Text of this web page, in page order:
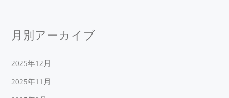
月別アーカイブ
2025年12月
2025年11月